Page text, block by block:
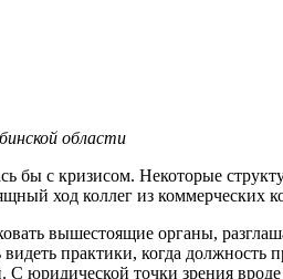
области
бы с кризисом. Некоторые
ход коллег из
вышестоящие органы,
практики, когда должность
точки зрения вроде